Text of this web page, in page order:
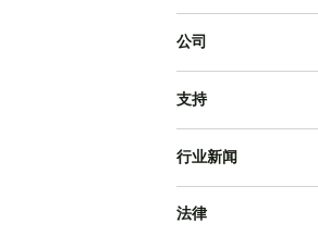
公司
支持
行业新闻
法律